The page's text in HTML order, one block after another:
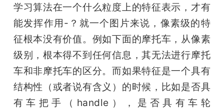
学习算法在一个什么粒度上的特征表示，才有
能发挥作用-？就一个图片来说，像素级的特
征根本没有价值。例如下面的摩托车，从像素
级别，根本得不到任何信息，其无法进行摩托
车和非摩托车的区分。而如果特征是一个具有
结构性（或者说有含义）的时候，比如是否具
有车把手（handle），是否具有车轮